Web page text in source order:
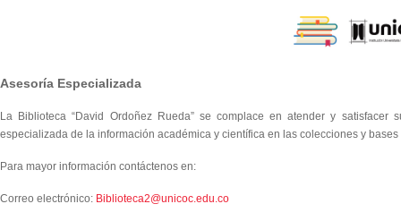
Asesoría Especializada
La Biblioteca “David Ordoñez Rueda” se complace en atender y
especializada de la información académica y científica en las colecciones y
Para mayor información contáctenos en:
Correo electrónico: Biblioteca2@unicoc.edu.co